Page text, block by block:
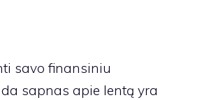
savo finansiniu
sapnas apie lentą yra